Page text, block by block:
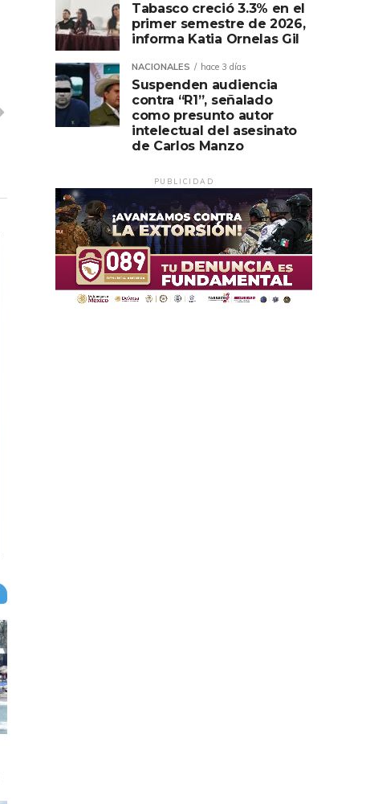
Tabasco creció 3.3% en el
primer semestre de 2026,
informa Katia Ornelas Gil
NACIONALES hace 3 días
Suspenden audiencia
contra “R1”, señalado
como presunto autor
intelectual del asesinato
de Carlos Manzo
PUBLICIDAD